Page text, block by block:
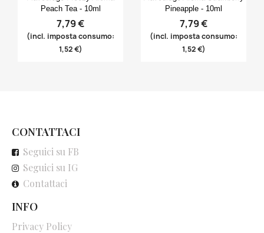
Peach Tea - 10ml
7,79 €
(incl. imposta consumo:
1,52 €)
Pineapple - 10ml
7,79 €
(incl. imposta consumo:
1,52 €)
CONTATTACI
Seguici su FB
Seguici su IG
Contattaci
INFO
Privacy Policy